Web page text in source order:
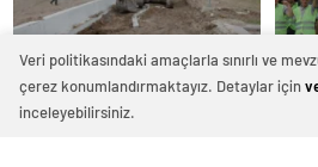
0 0
0 0
Veri politikasındaki amaçlarla sınırlı ve
çerez konumlandırmaktayız. Detaylar için
inceleyebilirsiniz.